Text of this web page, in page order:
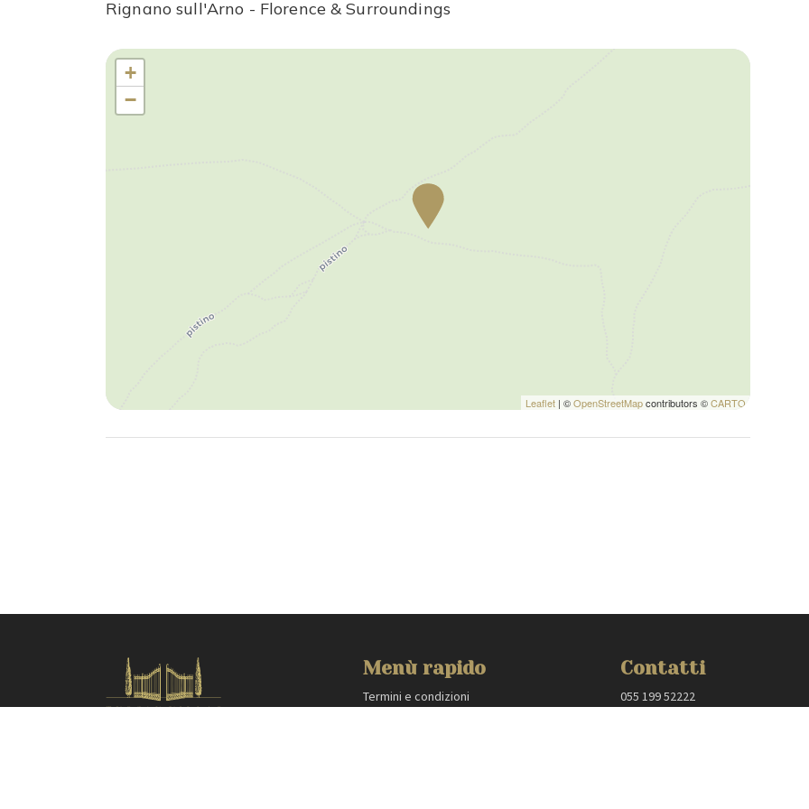
Luoghi da visitare
Villa Merlaia si trova nel comune di Rignano sull’Arno, al confine tra il Chianti e il Valdarno, e a solo mezz’ora in
visitare facilmente anche i suoi incantevoli borghi quali Gaiole, Radda e Castellina. Anche Arezzo e Siena sono
importanti marche della moda internazionale.
Rignano sull'Arno - Florence & Surroundings
+
−
Leaflet | ©OpenStreetMapcontributors ©CARTO
Menù rapido
Termini e condizioni
Contatti
055 199 52222